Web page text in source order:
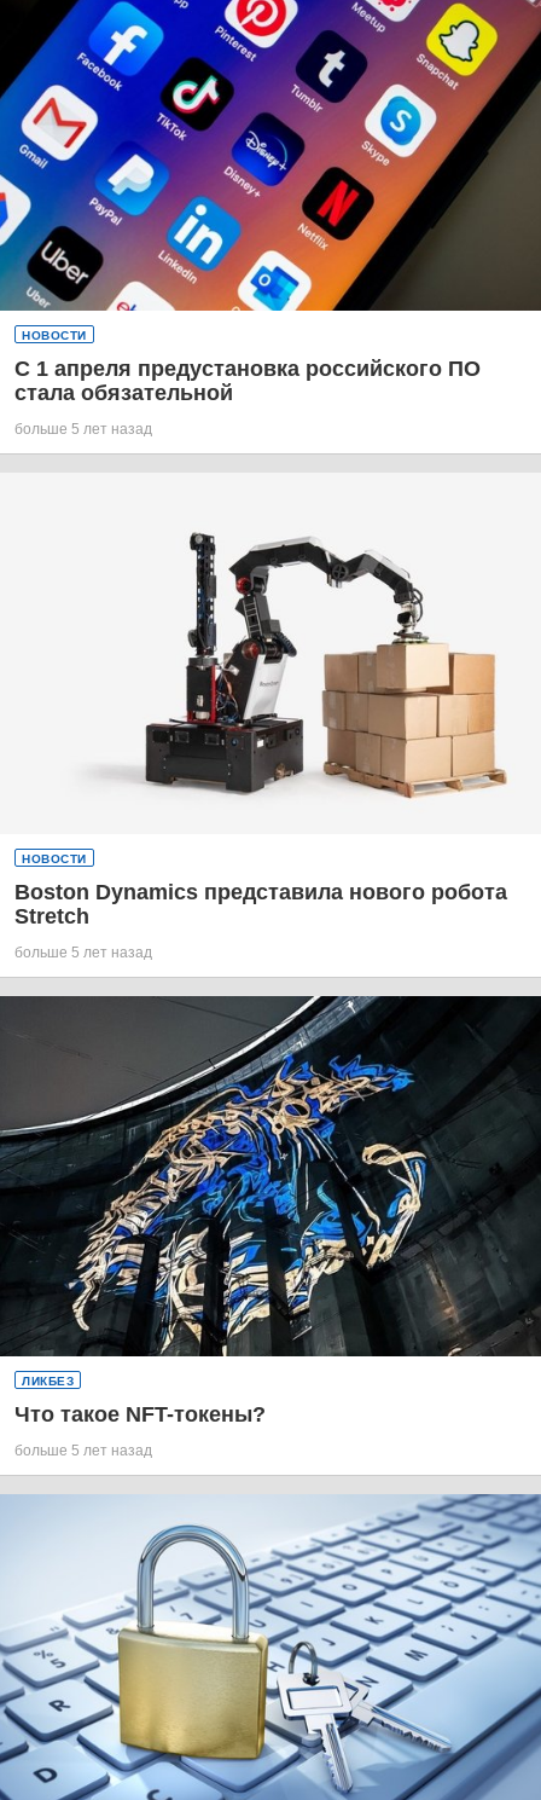
НОВОСТИ
С 1 апреля предустановка российского ПО
стала обязательной
больше 5 лет назад
НОВОСТИ
Boston Dynamics представила нового робота
Stretch
больше 5 лет назад
ЛИКБЕЗ
Что такое NFT-токены?
больше 5 лет назад